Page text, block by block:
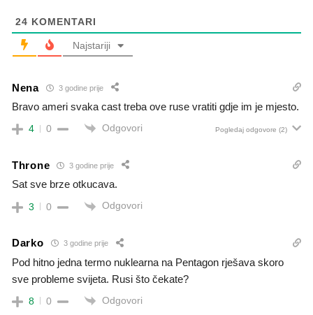
24 KOMENTARI
Najstariji
Nena 3 godine prije
Bravo ameri svaka cast treba ove ruse vratiti gdje im je mjesto.
4 0 Odgovori Pogledaj odgovore (2)
Throne 3 godine prije
Sat sve brze otkucava.
3 0 Odgovori
Darko 3 godine prije
Pod hitno jedna termo nuklearna na Pentagon rješava skoro
sve probleme svijeta. Rusi što čekate?
8 0 Odgovori